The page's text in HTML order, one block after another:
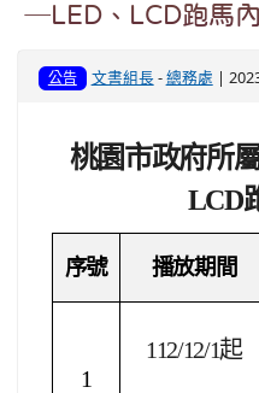
─LED、LCD跑馬
公告 文書組長-總務處 |
桃園市政府所
LCD
序號 播放期間
1
112/12/1起